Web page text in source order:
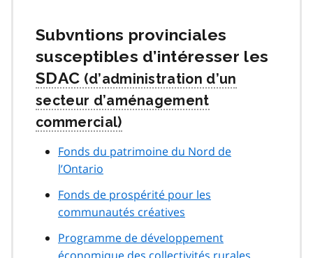
Subvntions provinciales
susceptibles d’intéresser les
SDAC
Fonds du patrimoine du Nord de
l’Ontario
Fonds de prospérité pour les
communautés créatives
Programme de développement